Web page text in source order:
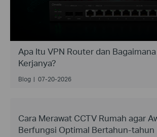
Apa Itu VPN Router dan
Kerjanya?
Blog | 07-20-2026
Cara Merawat CCTV Rumah agar
Berfungsi Optimal Bertahun-tahun